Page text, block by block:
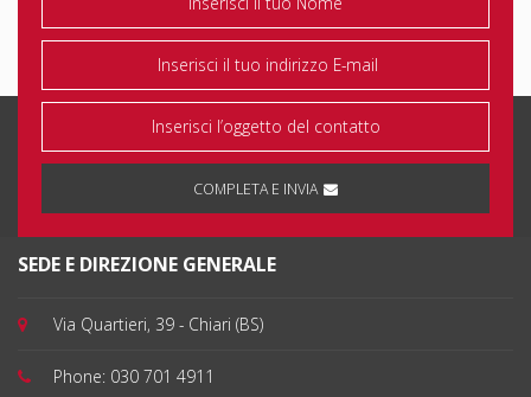
Eco di Bergamo
COMPLETA E INVIA
SEDE E DIREZIONE GENERALE
Via Quartieri, 39 - Chiari (BS)
Phone: 030 701 4911